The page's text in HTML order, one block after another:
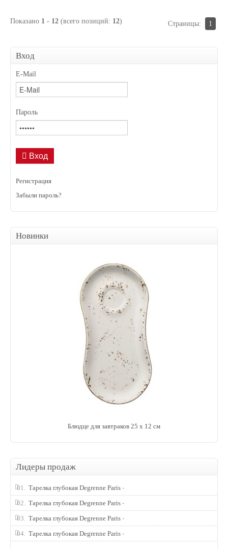
Страницы: 1
Показано 1 - 12 (всего позиций: 12)
Вход
E-Mail
Пароль
Вход
Регистрация
Забыли пароль?
Новинки
Блюдце для завтраков 25 х 12 см
Лидеры продаж
01. Тарелка глубокая Degrenne Paris -
02. Тарелка глубокая Degrenne Paris -
03. Тарелка глубокая Degrenne Paris -
04. Тарелка глубокая Degrenne Paris -